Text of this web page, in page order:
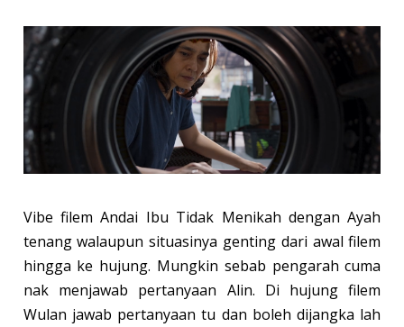
Vibe filem Andai Ibu Tidak Menikah dengan Ayah
tenang walaupun situasinya genting dari awal filem
hingga ke hujung. Mungkin sebab pengarah cuma
nak menjawab pertanyaan Alin. Di hujung filem
Wulan jawab pertanyaan tu dan boleh dijangka lah